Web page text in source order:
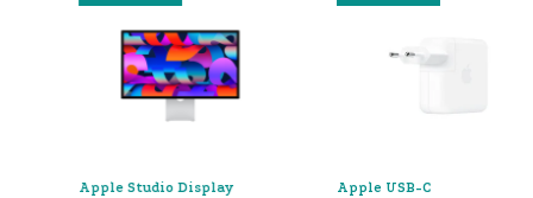
Apple Studio Display
Apple USB-C